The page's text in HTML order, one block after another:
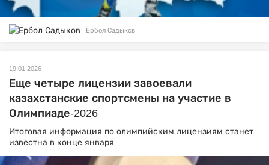
Ербол Садыков
19.01.2026
Еще четыре лицензии завоевали
казахстанские спортсмены на участие в
Олимпиаде-2026
Итоговая информация по олимпийским лицензиям станет
известна в конце января.